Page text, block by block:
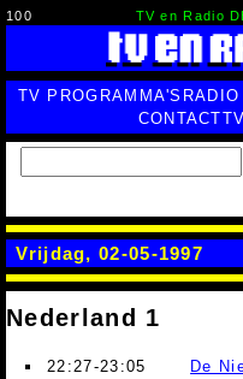
100 TV en Radio
TV PROGRAMMA'S
CONTACT
Vrijdag, 02-05-1997
Nederland 1
22:27-23:05 De